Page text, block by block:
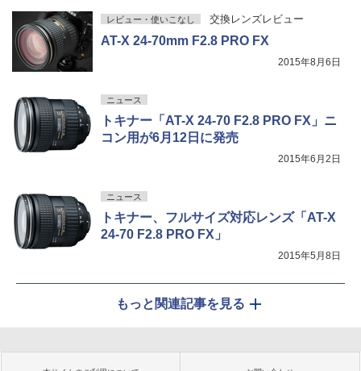
レビュー・使いこなし 交換レンズレビュー
AT-X 24-70mm F2.8 PRO FX
2015年8月6日
ニュース
トキナー「AT-X 24-70 F2.8 PRO FX」ニ
コン用が6月12日に発売
2015年6月2日
ニュース
トキナー、フルサイズ対応レンズ「AT-X
24-70 F2.8 PRO FX」
2015年5月8日
もっと関連記事を見る